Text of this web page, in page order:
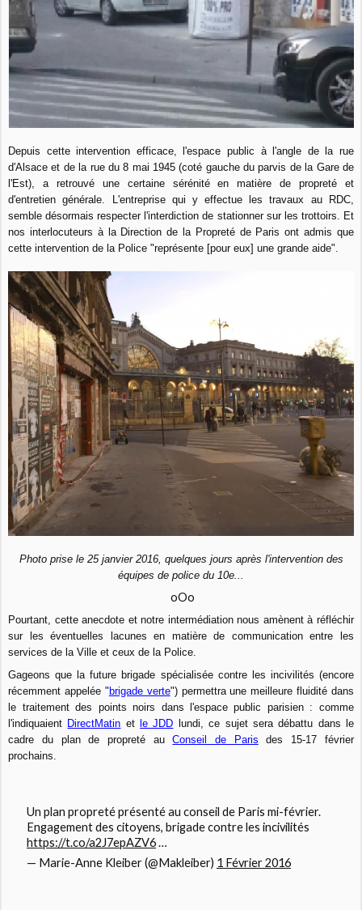
Depuis cette intervention efficace, l'espace public à l'angle de la rue
d'Alsace et de la rue du 8 mai 1945 (coté gauche du parvis de la Gare de
l'Est), a retrouvé une certaine sérénité en matière de propreté et
d'entretien générale. L'entreprise qui y effectue les travaux au RDC,
semble désormais respecter l'interdiction de stationner sur les trottoirs. Et
nos interlocuteurs à la Direction de la Propreté de Paris ont admis que
cette intervention de la Police "représente [pour eux] une grande aide".
Photo prise le 25 janvier 2016, quelques jours après l'intervention des
équipes de police du 10e...
oOo
Pourtant, cette anecdote et notre intermédiation nous amènent à réfléchir
sur les éventuelles lacunes en matière de communication entre les
services de la Ville et ceux de la Police.
Gageons que la future brigade spécialisée contre les incivilités (encore
récemment appelée " brigade verte") permettra une meilleure fluidité dans
le traitement des points noirs dans l'espace public parisien : comme
l'indiquaient DirectMatin et le JDD lundi, ce sujet sera débattu dans le
cadre du plan de propreté auConseil de Paris des 15-17 février
prochains.
Un plan propreté présenté au conseil de Paris mi-février.
Engagement des citoyens, brigade contre les incivilités
https://t.co/a2J7epAZV6…
— Marie-Anne Kleiber (@Makleiber) 1 Février 2016